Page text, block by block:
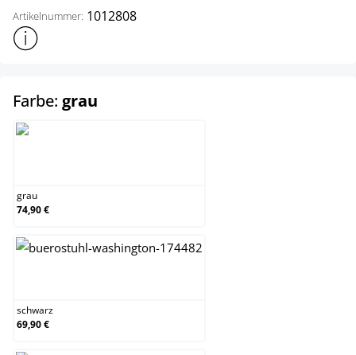
Artikelnummer: 1012808
Weitere Produktinformationen anzeigen
Farbe: grau
grau
74,90 €
schwarz
69,90 €